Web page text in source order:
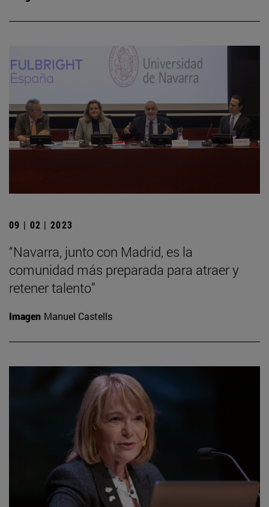
09 | 02 | 2023
“Navarra, junto con Madrid, es la
comunidad más preparada para atraer y
retener talento”
Imagen Manuel Castells